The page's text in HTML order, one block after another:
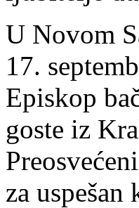
U Novom
17.
Episkop
goste iz
za